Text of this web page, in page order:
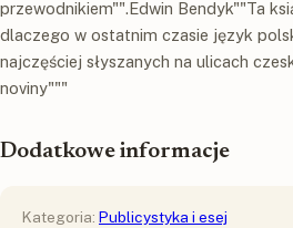
przewodnikiem"".Edwin Bendyk""Ta
dlaczego w ostatnim czasie język
najczęściej słyszanych na ulicach
noviny"""
Dodatkowe informacje
Kategoria: Publicystyka i esej